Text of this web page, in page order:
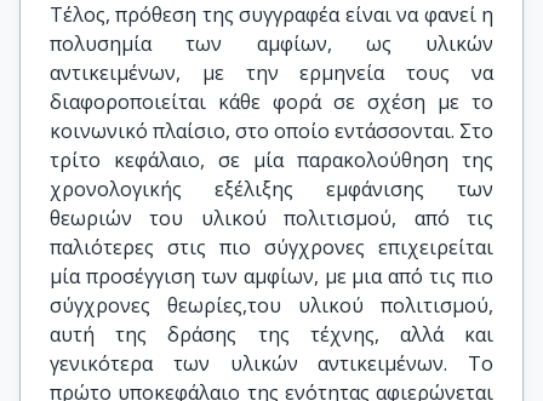
Τέλος, πρόθεση της συγγραφέα είναι να φανεί η
πολυσημία των αμφίων, ως υλικών
αντικειμένων, με την ερμηνεία τους να
διαφοροποιείται κάθε φορά σε σχέση με το
κοινωνικό πλαίσιο, στο οποίο εντάσσονται. Στο
τρίτο κεφάλαιο, σε μία παρακολούθηση της
χρονολογικής εξέλιξης εμφάνισης των
θεωριών του υλικού πολιτισμού, από τις
παλιότερες στις πιο σύγχρονες επιχειρείται
μία προσέγγιση των αμφίων, με μια από τις πιο
σύγχρονες θεωρίες,του υλικού πολιτισμού,
αυτή της δράσης της τέχνης, αλλά και
γενικότερα των υλικών αντικειμένων. Το
πρώτο υποκεφάλαιο της ενότητας αφιερώνεται